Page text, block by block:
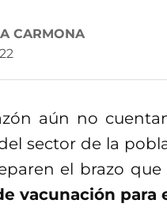
CARMONA
aún no
sector de la
el brazo que
vacunación para